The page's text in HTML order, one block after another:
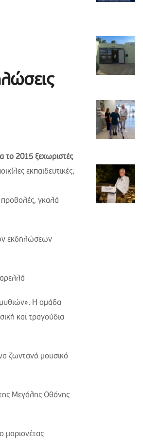
το 2015 ξεχωριστές
εκπαιδευτικές,
προβολές, γκαλά
εκδηλώσεων
Η ομάδα
και τραγούδια
ζωντανό μουσικό
Μεγάλης Οθόνης
μαριονέτας